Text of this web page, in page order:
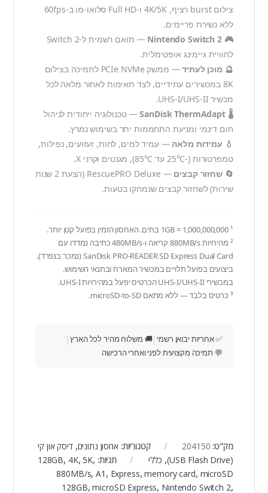
צילום burst רציף, 4K/5K ו-Full HD סלואו-מו ב-60fps
ללא נשירת פריימים.
🎮 Nintendo Switch 2
— תואם רשמית ל-Switch 2
לחוויית גיימינג אופטימלית.
🔮 מוכן לעתיד
— ממשק PCIe NVMe לתמיכה בצילום
8K במכשירים עתידיים, לצד תאימות לאחור מלאה לכל
מכשיר UHS-I/UHS-II.
🌡️ SanDisk ThermAdapt
— טכנולוגיה ייחודית לניהול
חום דינמי ומניעת התחממות יתר בשימוש נמרץ.
💧 עמידות מלאה — עמיד למים, לחות, זעזועים, נפילות,
טמפרטורות (-25°C עד 85°C), מגנטים וקרני X.
🔄 שחזור קבצים
— RescuePRO Deluxe (הצעת 2 שנות
שירות) לשחזור קבצים שנמחקו בטעות.
¹ 1GB = 1,000,000,000 בתים. האחסון הזמין בפועל קטן יותר.
² מהירויות 880MB/s קריאה ו-480MB/s כתיבה נמדדו עם
SanDisk PRO-READER SD Express Dual Card (נמכר בנפרד).
ביצועים בפועל תלויים במכשיר המארח ובתנאי השימוש.
במכשירי UHS-I/UHS-II הכרטיס יפעל במהירויות UHS-I.
³ כרטיס בלבד — ללא מתאם microSD-to-SD.
✅ אחריות יבואן רשמי |🚚 משלוח מהיר לכל הארץ|
💬 תמיכה מקצועית לפני ואחרי הרכישה
מק"ט: 204150 קטגוריות: אחסון נתונים,דיסק און קי
(USB Flash Drive)
, כללי תגיות: 128GB, 4K,5K,
880MB/s,A1 , Express,memory card, microSD
128GB,microSD Express, Nintendo Switch 2,